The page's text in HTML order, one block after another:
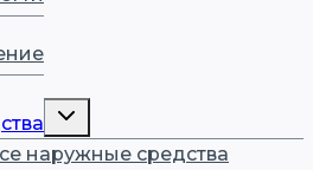
Переключить
меню
наружные средства